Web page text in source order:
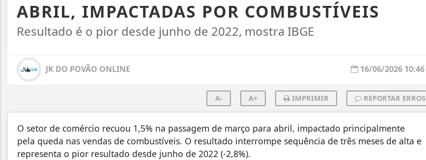
ABRIL, IMPACTADAS POR COMBUSTÍVEIS
Resultado é o pior desde junho de 2022, mostra IBGE
JK DO POVÃO ONLINE 16/06/2026 10:46
A- A+ IMPRIMIR REPORTAR ERROS
O setor de comércio recuou 1,5% na passagem de março para abril, impactado principalmente
pela queda nas vendas de combustíveis. O resultado interrompe sequência de três meses de alta e
representa o pior resultado desde junho de 2022 (-2,8%).